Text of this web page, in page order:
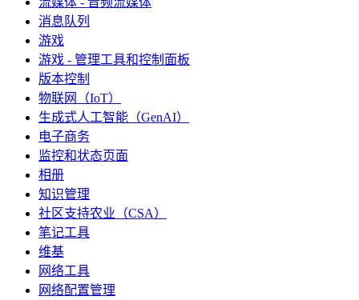
消息队列
游戏
游戏 - 管理工具和控制面板
版本控制
物联网（IoT）
生成式人工智能（GenAI）
电子商务
监控和状态页面
相册
知识管理
社区支持农业（CSA）
笔记工具
维基
网络工具
网络配置管理